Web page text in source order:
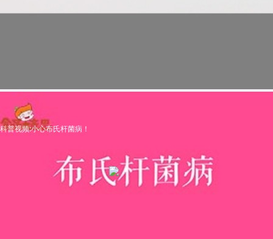
科普视频:小心布氏杆菌病！